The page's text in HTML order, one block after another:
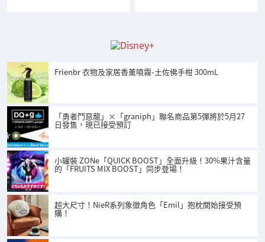
Frienbr 衣物及家居香薰噴霧-土佐佛手柑 300mL
「勇者鬥惡龍」×「graniph」聯名商品第5彈將於5月27
日發售，現已接受預訂
小罐裝 ZONe「QUICK BOOST」全面升級！30%果汁含量
的「FRUITS MIX BOOST」同步登場！
超大尺寸！NieR系列象徵角色「Emil」抱枕開始接受預
購！